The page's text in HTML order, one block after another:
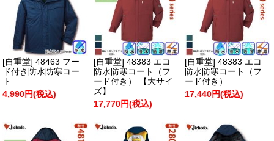
[自重堂] 48463 フー
ド付き防水防寒コー
ト
4,990円(税込)
[自重堂] 48383 エコ
防水防寒コート（フ
ード付き） 【大サイ
ズ】
17,770円(税込)
[自重堂] 48383 エコ
防水防寒コート（フ
ード付き）
17,440円(税込)